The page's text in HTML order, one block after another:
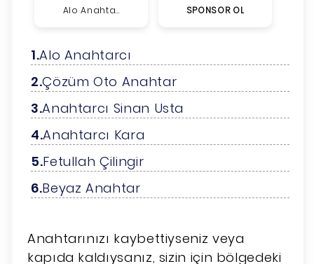
Alo Anahta... SPONSOR OL
Alo Anahtarcı
Çözüm Oto Anahtar
Anahtarcı Sinan Usta
Anahtarcı Kara
Fetullah Çilingir
Beyaz Anahtar
Anahtarınızı kaybettiyseniz veya
kapıda kaldıysanız, sizin için bölgedeki